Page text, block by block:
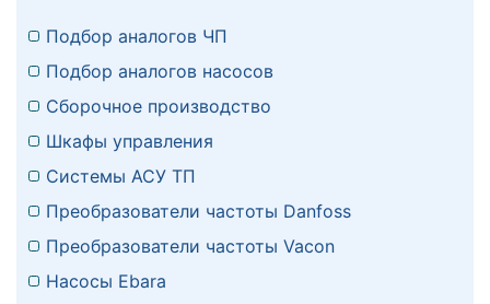
Подбор аналогов ЧП
Подбор аналогов насосов
Сборочное производство
Шкафы управления
Системы АСУ ТП
Преобразователи частоты Danfoss
Преобразователи частоты Vacon
Насосы Ebara